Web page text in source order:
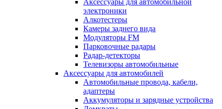
Аксессуары для автомобильной
электроники
Алкотестеры
Камеры заднего вида
Модуляторы FM
Парковочные радары
Радар-детекторы
Телевизоры автомобильные
Аксессуары для автомобилей
Автомобильные провода, кабели,
адаптеры
Аккумуляторы и зарядные устройства